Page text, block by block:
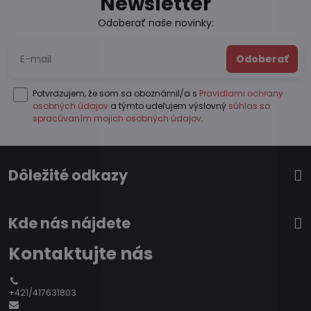
Odoberať naše novinky:
Odoberať
Potvrdzujem, že som sa oboznámil/a s Pravidlami ochrany
osobných údajov a týmto udeľujem výslovný súhlas so
spracúvaním mojich osobných údajov.
Dôležité odkazy
Kde nás nájdete
Kontaktujte nás
+421/417631803